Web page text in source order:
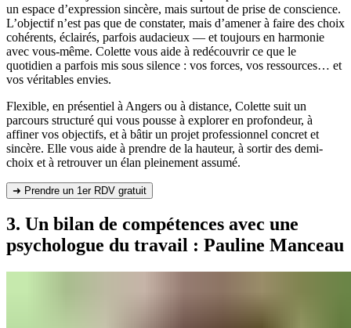
un espace d’expression sincère, mais surtout de prise de conscience.
L’objectif n’est pas que de constater, mais d’amener à faire des choix
cohérents, éclairés, parfois audacieux — et toujours en harmonie
avec vous-même. Colette vous aide à redécouvrir ce que le
quotidien a parfois mis sous silence : vos forces, vos ressources… et
vos véritables envies.
Flexible, en présentiel à Angers ou à distance, Colette suit un
parcours structuré qui vous pousse à explorer en profondeur, à
affiner vos objectifs, et à bâtir un projet professionnel concret et
sincère. Elle vous aide à prendre de la hauteur, à sortir des demi-
choix et à retrouver un élan pleinement assumé.
➜ Prendre un 1er RDV gratuit
3. Un bilan de compétences avec une
psychologue du travail : Pauline Manceau